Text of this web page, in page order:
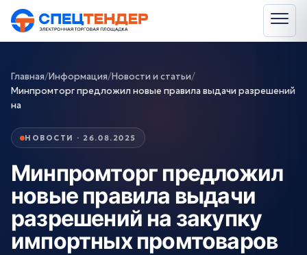
Главная/Информация/Новости и статьи/
Минпромторг предложил новые правила выдачи разрешений
на
НОВОСТИ · 26.08.2025
Минпромторг предложил
новые правила выдачи
разрешений на закупку
импортных промтоваров